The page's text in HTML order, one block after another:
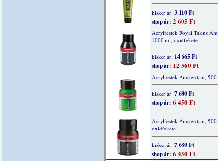
kisker ár:3 110 Ft
shop ár: 2 605 Ft
Acrylfesték Royal Talens
1000 ml, oxidfekete
kisker ár:14 665 Ft
shop ár: 12 360 Ft
Acrylfesték Amsterdam,
kisker ár:7 680 Ft
shop ár: 6 450 Ft
Acrylfesték Amsterdam, 500
oxidfekete
kisker ár:7 680 Ft
shop ár: 6 450 Ft